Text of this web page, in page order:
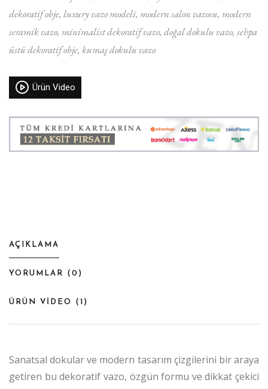
dekoratif obje luxury vazo modeli modern salon vazosu modern
seramik vazo minimalist dekoratif vazo doğal dokulu vazo sehpa
üstü dekoratif obje kumaş dokulu vazo
Ürün Video
AÇIKLAMA
YORUMLAR ( 0 )
ÜRÜN VİDEO ( 1 )
Sanatsal dokular ve modern tasarım çizgilerini bir araya
getiren bu dekoratif vazo, özgün formu ve dikkat çekici